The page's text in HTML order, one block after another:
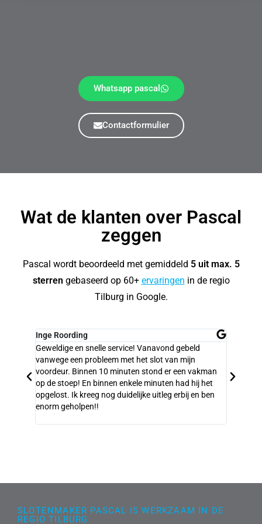
Whatsapp pascal
Contactformulier
Wat de klanten over Pascal
zeggen
Pascal wordt beoordeeld met gemiddeld 5 uit max. 5
sterren gebaseerd op 60+ ervaringen in de regio
Tilburg in Google.
Inge Roording
Geweldige en snelle service! Vanavond gebeld
vanwege een probleem met het slot van mijn
voordeur. Binnen 10 minuten stond er een vakman
op de stoep! En binnen enkele minuten had hij het
opgelost. Ik kreeg nog duidelijke uitleg erbij en ben
enorm geholpen!!
Service
SLOTENMAKER PASCAL IS WERKZAAM IN DE
REGIO TILBURG